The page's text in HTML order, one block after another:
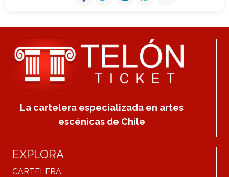
La cartelera especializada en artes
escénicas de Chile
EXPLORA
CARTELERA